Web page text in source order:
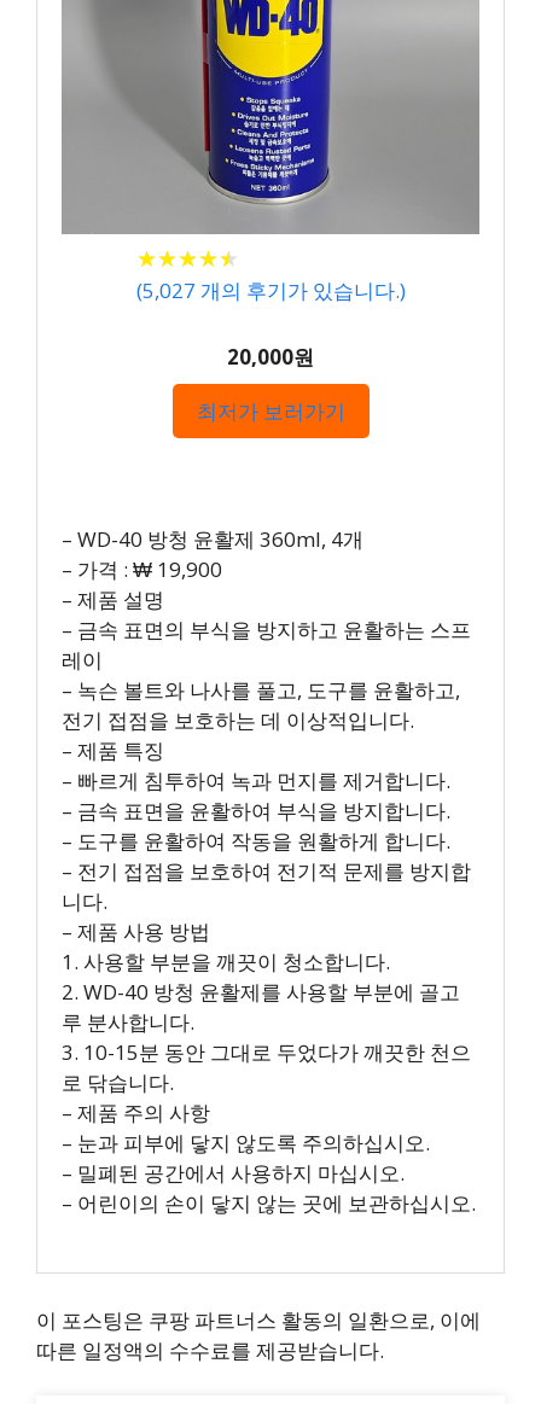
★★★★★
★★★★★
(5,027 개의 후기가 있습니다.)
20,000원
최저가 보러가기
– WD-40 방청 윤활제 360ml, 4개
– 가격 : ₩ 19,900
– 제품 설명
– 금속 표면의 부식을 방지하고 윤활하는 스프
레이
– 녹슨 볼트와 나사를 풀고, 도구를 윤활하고,
전기 접점을 보호하는 데 이상적입니다.
– 제품 특징
– 빠르게 침투하여 녹과 먼지를 제거합니다.
– 금속 표면을 윤활하여 부식을 방지합니다.
– 도구를 윤활하여 작동을 원활하게 합니다.
– 전기 접점을 보호하여 전기적 문제를 방지합
니다.
– 제품 사용 방법
1. 사용할 부분을 깨끗이 청소합니다.
2. WD-40 방청 윤활제를 사용할 부분에 골고
루 분사합니다.
3. 10-15분 동안 그대로 두었다가 깨끗한 천으
로 닦습니다.
– 제품 주의 사항
– 눈과 피부에 닿지 않도록 주의하십시오.
– 밀폐된 공간에서 사용하지 마십시오.
– 어린이의 손이 닿지 않는 곳에 보관하십시오.
이 포스팅은 쿠팡 파트너스 활동의 일환으로, 이에
따른 일정액의 수수료를 제공받습니다.